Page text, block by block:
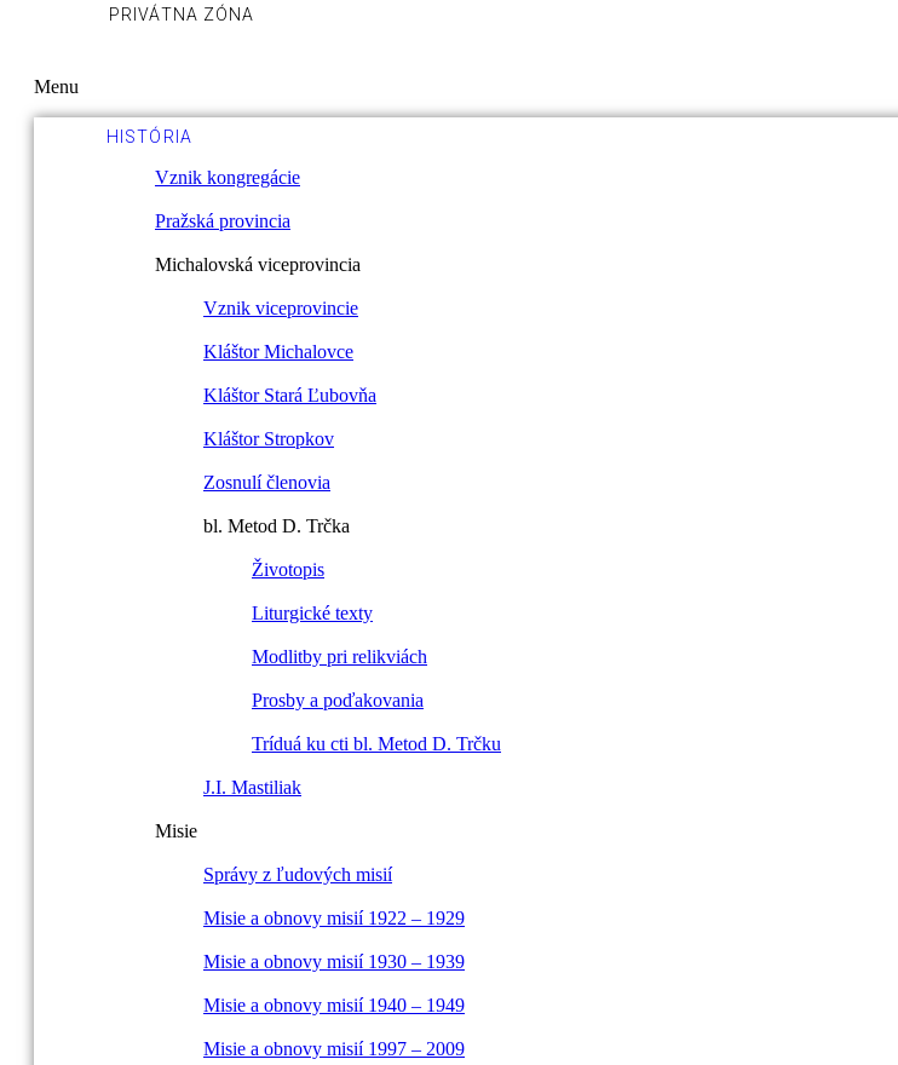
PRIVÁTNA ZÓNA
Menu
HISTÓRIA
Vznik kongregácie
Pražská provincia
Michalovská viceprovincia
Vznik viceprovincie
Kláštor Michalovce
Kláštor Stará Ľubovňa
Kláštor Stropkov
Zosnulí členovia
bl. Metod D. Trčka
Životopis
Liturgické texty
Modlitby pri relikviách
Prosby a poďakovania
Tríduá ku cti bl. Metod D. Trčku
J.I. Mastiliak
Misie
Správy z ľudových misií
Misie a obnovy misií 1922 – 1929
Misie a obnovy misií 1930 – 1939
Misie a obnovy misií 1940 – 1949
Misie a obnovy misií 1997 – 2009